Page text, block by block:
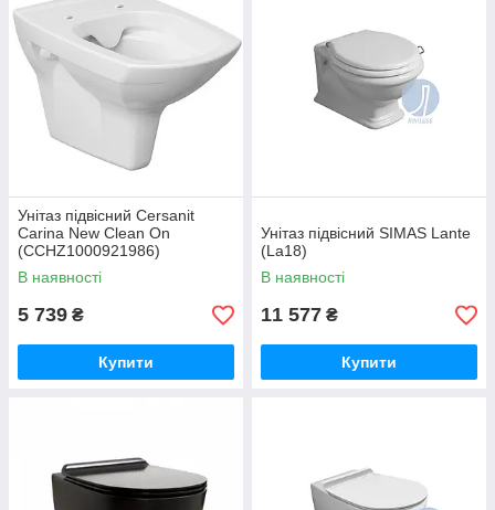
Унітаз підвісний Cersanit
Carina New Clean On
(CCHZ1000921986)
В наявності
5 739 ₴
Купити
Унітаз підвісний SIMAS Lante
(La18)
В наявності
11 577 ₴
Купити